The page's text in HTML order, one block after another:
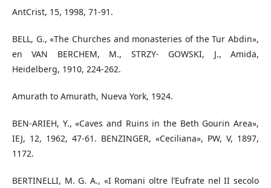
AntCrist, 15, 1998, 71-91.
BELL, G., «The Churches and monasteries of the Tur Abdin»,
en VAN BERCHEM, M., STRZY- GOWSKI, J., Amida,
Heidelberg, 1910, 224-262.
Amurath to Amurath, Nueva York, 1924.
BEN-ARIEH, Y., «Caves and Ruins in the Beth Gourin Area»,
IEJ, 12, 1962, 47-61. BENZINGER, «Ceciliana», PW, V, 1897,
1172.
BERTINELLI, M. G. A., «I Romani oltre l’Eufrate nel II secolo